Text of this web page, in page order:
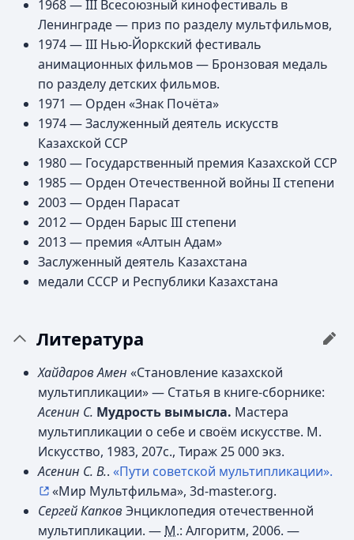
1968 — ΙΙΙ Всесоюзный кинофестиваль в
Ленинграде — приз по разделу мультфильмов,
1974 — ΙΙΙ Нью-Йоркский фестиваль
анимационных фильмов — Бронзовая медаль
по разделу детских фильмов.
1971 — Орден «Знак Почёта»
1974 — Заслуженный деятель искусств
Казахской ССР
1980 — Государственный премия Казахской ССР
1985 — Орден Отечественной войны ІІ степени
2003 — Орден Парасат
2012 — Орден Барыс ІІІ степени
2013 — премия «Алтын Адам»
Заслуженный деятель Казахстана
медали СССР и Республики Казахстана
Литература
Хайдаров Амен «Становление казахской
мультипликации» — Статья в книге-сборнике:
Асенин С. Мудрость вымысла. Мастера
мультипликации о себе и своём искусстве. М.
Искусство, 1983, 207с., Тираж 25 000 экз.
Асенин С. В.. «Пути советской мультипликации».
«Мир Мультфильма», 3d-master.org.
Сергей КапковЭнциклопедия отечественной
мультипликации. — М.: Алгоритм, 2006. —